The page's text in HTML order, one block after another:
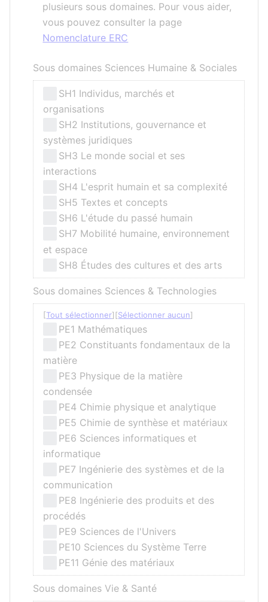
plusieurs sous domaines. Pour vous aider,
vous pouvez consulter la page
Nomenclature ERC
Sous domaines Sciences Humaine & Sociales
SH1 Individus, marchés et
organisations
SH2 Institutions, gouvernance et
systèmes juridiques
SH3 Le monde social et ses
interactions
SH4 L'esprit humain et sa complexité
SH5 Textes et concepts
SH6 L'étude du passé humain
SH7 Mobilité humaine, environnement
et espace
SH8 Études des cultures et des arts
Sous domaines Sciences & Technologies
Tout sélectionner Sélectionner aucun
PE1 Mathématiques
PE2 Constituants fondamentaux de la
matière
PE3 Physique de la matière
condensée
PE4 Chimie physique et analytique
PE5 Chimie de synthèse et matériaux
PE6 Sciences informatiques et
informatique
PE7 Ingénierie des systèmes et de la
communication
PE8 Ingénierie des produits et des
procédés
PE9 Sciences de l'Univers
PE10 Sciences du Système Terre
PE11 Génie des matériaux
Sous domaines Vie & Santé